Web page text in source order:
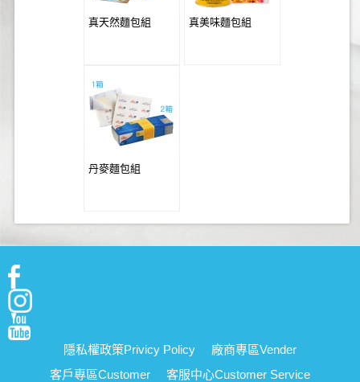
真天然麵包組 真美味麵包組
丹麥麵包組
隱私權政策Privicy Policy 廠商專區Vender
客戶專區Customer 客服中心Customer Service